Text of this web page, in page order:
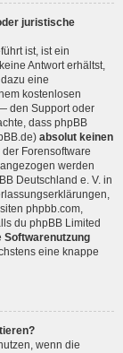
juristische
ist, ist ein
Antwort erhältst,
eine
kostenlosen
den Support oder
dass phpBB
absolut keinen
Forensoftware
werden
Deutschland e. V. in
phpbb.com,
du phpBB Limited
Softwarenutzung
eine knappe
wenn die